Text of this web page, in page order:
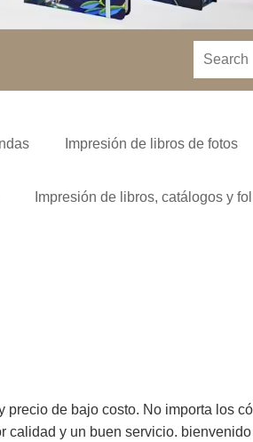
Impresión de libros de fotos
Impresión de libros, catálogos y
de bajo costo. No importa los
y un buen servicio.